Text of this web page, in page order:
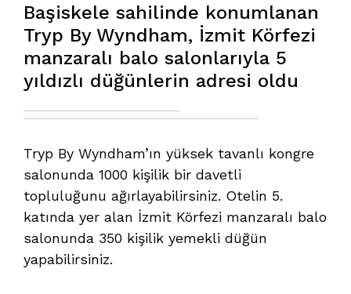
Başiskele sahilinde konumlanan
Tryp By Wyndham, İzmit Körfezi
manzaralı balo salonlarıyla 5
yıldızlı düğünlerin adresi oldu
Tryp By Wyndham’ın yüksek tavanlı kongre
salonunda 1000 kişilik bir davetli
topluluğunu ağırlayabilirsiniz. Otelin 5.
katında yer alan İzmit Körfezi manzaralı balo
salonunda 350 kişilik yemekli düğün
yapabilirsiniz.